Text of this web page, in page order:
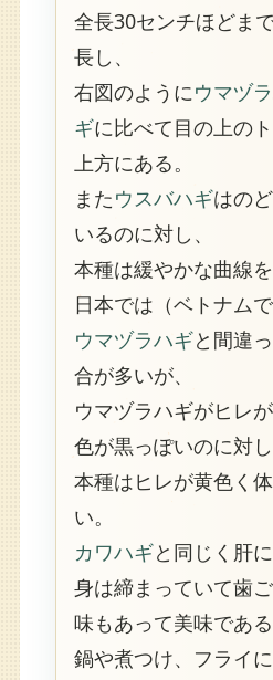
全長30センチほどま
長し、
右図のようにウマヅ
ギに比べて目の上の
上方にある。
またウスバハギはの
いるのに対し、
本種は緩やかな曲線を
日本では（ベトナムで
ウマヅラハギと間違
合が多いが、
ウマヅラハギがヒレ
色が黒っぽいのに対し
本種はヒレが黄色く
い。
カワハギと同じく肝
身は締まっていて歯
味もあって美味である
鍋や煮つけ、フライ